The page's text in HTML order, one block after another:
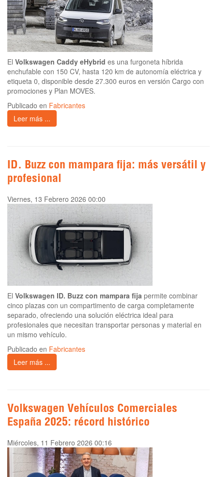
El Volkswagen Caddy eHybrid es una furgoneta híbrida
enchufable con 150 CV, hasta 120 km de autonomía eléctrica y
etiqueta 0, disponible desde 27.300 euros en versión Cargo con
promociones y Plan MOVES.
Publicado en Fabricantes
Leer más ...
ID. Buzz con mampara fija: más versátil y
profesional
Viernes, 13 Febrero 2026 00:00
El Volkswagen ID. Buzz con mampara fija permite combinar
cinco plazas con un compartimento de carga completamente
separado, ofreciendo una solución eléctrica ideal para
profesionales que necesitan transportar personas y material en
un mismo vehículo.
Publicado en Fabricantes
Leer más ...
Volkswagen Vehículos Comerciales
España 2025: récord histórico
Miércoles, 11 Febrero 2026 00:16